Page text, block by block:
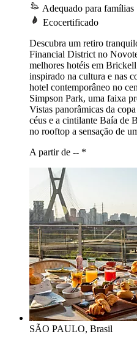
Adequado para famílias
Ecocertificado
Descubra um retiro
Financial District no
melhores hotéis em
inspirado na cultura e nas
hotel contemporâneo no
Simpson Park, uma faixa
Vistas panorâmicas da
céus e a cintilante Baía de
no rooftop a sensação de
A partir de -- *
SÃO PAULO, Brasil